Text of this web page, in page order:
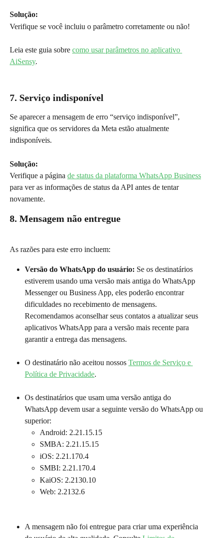
Solução:
Verifique se você incluiu o parâmetro corretamente ou não!
Leia este guia sobre como usar parâmetros no aplicativo
AiSensy.
7. Serviço indisponível
Se aparecer a mensagem de erro “serviço indisponível”,
significa que os servidores da Meta estão atualmente
indisponíveis.
Solução:
Verifique a página de status da plataforma WhatsApp Business
para ver as informações de status da API antes de tentar
novamente.
8. Mensagem não entregue
As razões para este erro incluem:
Versão do WhatsApp do usuário: Se os destinatários
estiverem usando uma versão mais antiga do WhatsApp
Messenger ou Business App, eles poderão encontrar
dificuldades no recebimento de mensagens.
Recomendamos aconselhar seus contatos a atualizar seus
aplicativos WhatsApp para a versão mais recente para
garantir a entrega das mensagens.
O destinatário não aceitou nossos Termos de Serviço e
Política de Privacidade.
Os destinatários que usam uma versão antiga do
WhatsApp devem usar a seguinte versão do WhatsApp ou
superior:
Android: 2.21.15.15
SMBA: 2.21.15.15
iOS: 2.21.170.4
SMBI: 2.21.170.4
KaiOS: 2.2130.10
Web: 2.2132.6
A mensagem não foi entregue para criar uma experiência